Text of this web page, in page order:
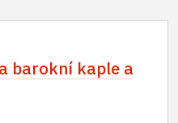
barokní kaple a